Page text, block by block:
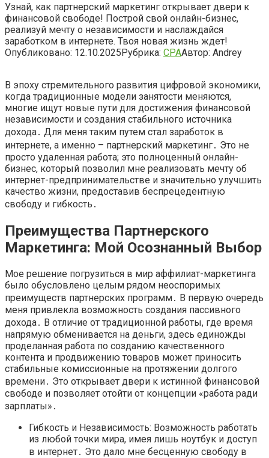
Узнай, как партнерский маркетинг открывает двери к
финансовой свободе! Построй свой онлайн-бизнес,
реализуй мечту о независимости и наслаждайся
заработком в интернете. Твоя новая жизнь ждет!
Опубликовано: 12.10.2025Рубрика: CPAАвтор: Andrey
В эпоху стремительного развития цифровой экономики,
когда традиционные модели занятости меняются,
многие ищут новые пути для достижения финансовой
независимости и создания стабильного источника
дохода․ Для меня таким путем стал заработок в
интернете, а именно – партнерский маркетинг․ Это не
просто удаленная работа; это полноценный онлайн-
бизнес, который позволил мне реализовать мечту об
интернет-предпринимательстве и значительно улучшить
качество жизни, предоставив беспрецедентную
свободу и гибкость․
Преимущества Партнерского
Маркетинга: Мой Осознанный Выбор
Мое решение погрузиться в мир аффилиат-маркетинга
было обусловлено целым рядом неоспоримых
преимуществ партнерских программ․ В первую очередь
меня привлекла возможность создания пассивного
дохода․ В отличие от традиционной работы, где время
напрямую обменивается на деньги, здесь единожды
проделанная работа по созданию качественного
контента и продвижению товаров может приносить
стабильные комиссионные на протяжении долгого
времени․ Это открывает двери к истинной финансовой
свободе и позволяет отойти от концепции «работа ради
зарплаты»․
Гибкость и Независимость: Возможность работать
из любой точки мира, имея лишь ноутбук и доступ
в интернет․ Это дало мне бесценную свободу в